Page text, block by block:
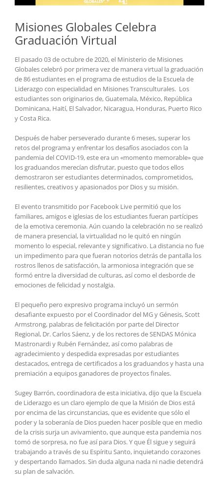
Misiones Globales Celebra
Graduación Virtual
El pasado 03 de octubre de 2020, el Ministerio de Misiones
Globales celebró por primera vez de manera virtual la graduación
de 86 estudiantes en el programa de estudios de la Escuela de
Liderazgo con especialidad en Misiones Transculturales. Los
estudiantes son originarios de, Guatemala, México, República
Dominicana, Haití, El Salvador, Nicaragua, Honduras, Puerto Rico
y Costa Rica.
Después de haber perseverado durante 6 meses, superar los
retos del programa y enfrentar los desafíos asociados con la
pandemia del COVID-19, este era un «momento memorable» que
los graduandos merecían disfrutar, puesto que todos ellos
demostraron ser estudiantes determinados, comprometidos,
resilientes, creativos y apasionados por Dios y su misión.
El evento transmitido por Facebook Live permitió que los
familiares, amigos e iglesias de los estudiantes fueran partícipes
de la emotiva ceremonia. Aún cuando la celebración no se rea­lizó
de manera presencial, la virtualidad no le quitó en ningún
momento lo especial, relevante y significativo. La distancia no fue
un impedimento para que fueran notorios detrás de pantalla los
rostros llenos de satisfacción, la armoniosa integración que se
formó entre la diversidad de culturas, así como el desborde de
emociones de felicidad y nostalgia.
El pequeño pero expresivo programa incluyó un sermón
desafiante expuesto por el Coordinador del MG y Génesis, Scott
Armstrong, palabras de felicitación por parte del Director
Regional, Dr. Carlos Sáenz, y de los rectores de SENDAS Mónica
Mastronardi y Rubén Fernández, así como palabras de
agradecimiento y despedida expresadas por estudiantes
destacados, entrega de certificados a los graduandos y hasta una
premiación a equipos ganadores de proyectos finales.
Sugey Barrón, coordinadora de esta iniciativa, dijo que la Escuela
de Liderazgo es un claro ejemplo de que la Misión de Dios está
por encima de las circunstancias, que es evidente que sólo el
poder y la soberanía de Dios pueden hacer posible que en medio
de la crisis surja un avivamiento, que aunque esta pandemia nos
tomó de sorpresa, no fue así para Dios. Y que Él sigue y seguirá
trabajando a través de su Espíritu Santo, inquietando corazones
y despertando llamados. Sin duda alguna nada ni nadie detendrá
su plan de salvación.